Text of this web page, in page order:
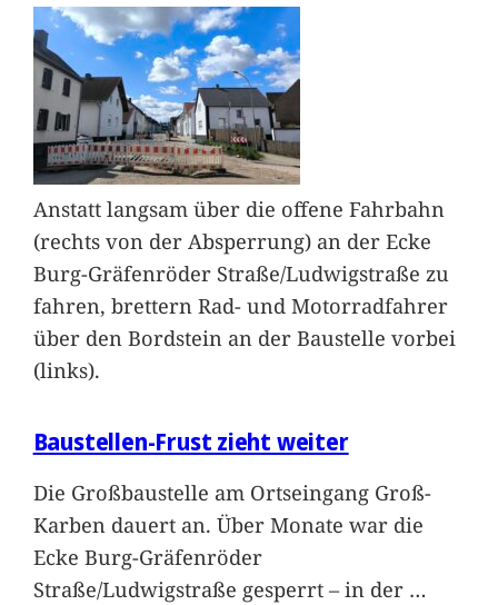
Anstatt langsam über die offene Fahrbahn
(rechts von der Absperrung) an der Ecke
Burg-Gräfenröder Straße/Ludwigstraße zu
fahren, brettern Rad- und Motorradfahrer
über den Bordstein an der Baustelle vorbei
(links).
Baustellen-Frust zieht weiter
Die Großbaustelle am Ortseingang Groß-
Karben dauert an. Über Monate war die
Ecke Burg-Gräfenröder
Straße/Ludwigstraße gesperrt – in der …